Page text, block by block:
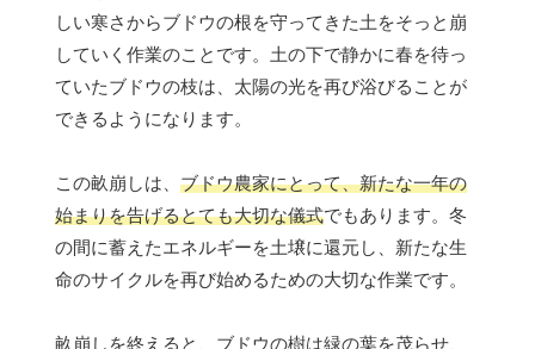
しい寒さからブドウの根を守ってきた土をそっと崩
していく作業のことです。土の下で静かに春を待っ
ていたブドウの枝は、太陽の光を再び浴びることが
できるようになります。
この畝崩しは、 ブドウ農家にとって、新たな一年の
始まりを告げるとても大切な儀式でもあります。冬
の間に蓄えたエネルギーを土壌に還元し、新たな生
命のサイクルを再び始めるための大切な作業です。
畝崩しを終えると、ブドウの樹は緑の葉を茂らせ、